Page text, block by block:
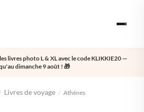
livres photo L & XL avec le code KLIKKIE20 —
dimanche 9 août ! 🎁
Livres de voyage / Athènes